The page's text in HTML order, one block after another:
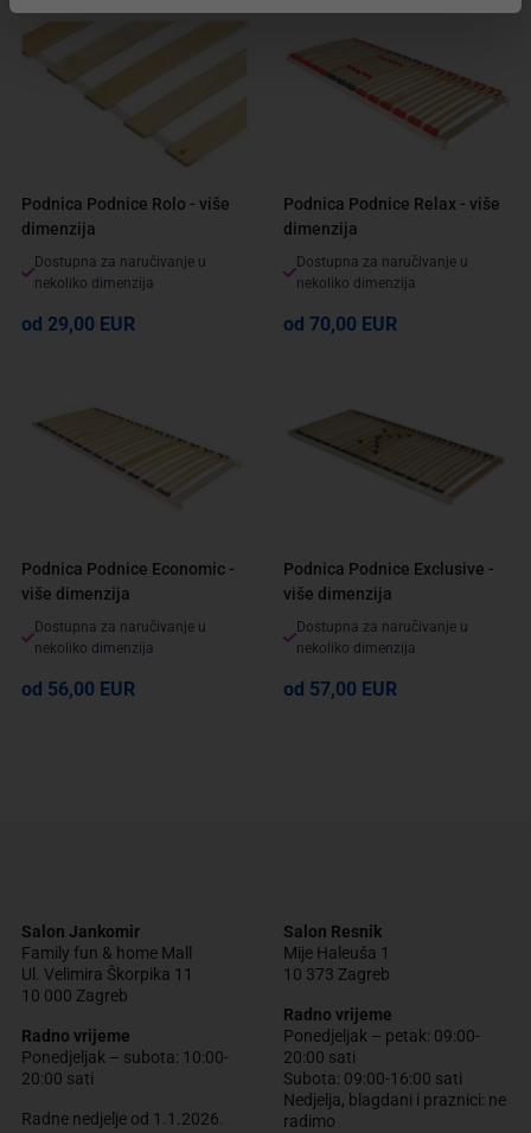
Podnica Podnice Rolo - više
dimenzija
Dostupna za naručivanje u
nekoliko dimenzija
od 29,00 EUR
Podnica Podnice Relax - više
dimenzija
Dostupna za naručivanje u
nekoliko dimenzija
od 70,00 EUR
Podnica Podnice Economic -
više dimenzija
Dostupna za naručivanje u
nekoliko dimenzija
od 56,00 EUR
Podnica Podnice Exclusive -
više dimenzija
Dostupna za naručivanje u
nekoliko dimenzija
od 57,00 EUR
Salon Jankomir
Family fun & home Mall
Ul. Velimira Škorpika 11
10 000 Zagreb
Radno vrijeme
Ponedjeljak – subota: 10:00-
20:00 sati
Radne nedjelje od 1.1.2026.
Salon Resnik
Mije Haleuša 1
10 373 Zagreb
Radno vrijeme
Ponedjeljak – petak: 09:00-
20:00 sati
Subota: 09:00-16:00 sati
Nedjelja, blagdani i praznici: ne
radimo